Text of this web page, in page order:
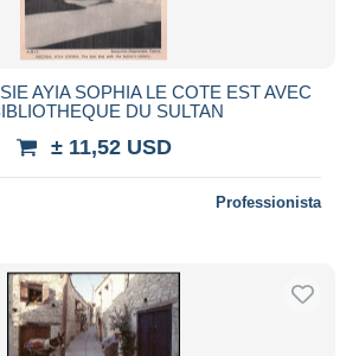
AYIA SOPHIA LE COTE EST AVEC
DU SULTAN
± 11,52 USD
Professionista